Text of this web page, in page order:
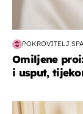
POKROVITELJ
Omiljene
i usput,
moda & ljepota